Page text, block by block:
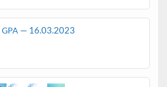
GPA — 16.03.2023